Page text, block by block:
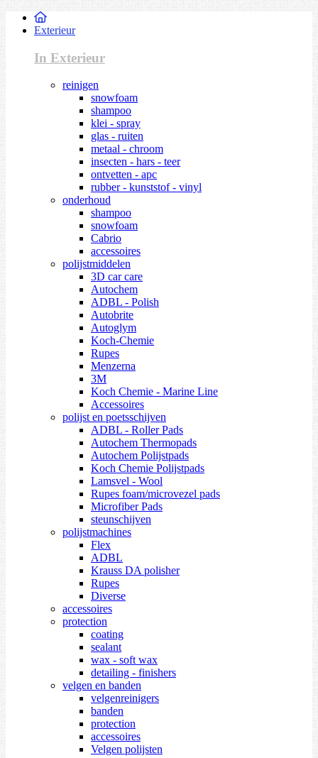
Exterieur
In Exterieur
reinigen
snowfoam
shampoo
klei - spray
glas - ruiten
metaal - chroom
insecten - hars - teer
ontvetten - apc
rubber - kunststof - vinyl
onderhoud
shampoo
snowfoam
Cabrio
accessoires
polijstmiddelen
3D car care
Autochem
ADBL - Polish
Autobrite
Autoglym
Koch-Chemie
Rupes
Menzerna
3M
Koch Chemie - Marine Line
Accessoires
polijst en poetsschijven
ADBL - Roller Pads
Autochem Thermopads
Autochem Polijstpads
Koch Chemie Polijstpads
Lamsvel - Wool
Rupes foam/microvezel pads
Microfiber Pads
steunschijven
polijstmachines
Flex
ADBL
Krauss DA polisher
Rupes
Diverse
accessoires
protection
coating
sealant
wax - soft wax
detailing - finishers
velgen en banden
velgenreinigers
banden
protection
accessoires
Velgen polijsten